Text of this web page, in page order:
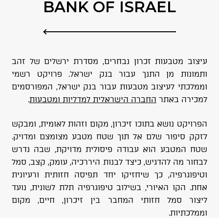
BANK OF ISRAEL
עיצוב מטבעות זכרון נבחרים, מסדרת ירשלים של זהב
ותמונות מן התנך עבור בנק ישראל. פרויקט רשמי
וממלכתי לעיצוב מטבעות עבור בנק ישראל, המפורסמים
למכירה באתר החברה הישראלית למדליות ומטבעות.
הפרויקט נושא בתוכו זיכרון, מקום וזהות לאומית, ומבקש
לזקק סיפור שלם אל תוך שטח מטבע מצומצם ומדויק.
שטח המטבע הוא עבודה פיסולית מדויקת, שבה נדרש
לבחור מה להדגיש, כיצד לבנות היררכיה, עומק, קצב, סמל
וטיפוגרפיה, כך שיחזיקו יחד תפיסה חזותית ורעיונית
אחת. הקו האיורי, בשילוב טיפוגרפיה תלת לשונית, נועד
ליצור סמל חזותי המחבר בין זיכרון, חיים, מקום
וממלכתיות.